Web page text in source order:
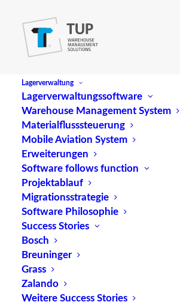
Lagerverwaltung
Lagerverwaltungssoftware
Warehouse Management System
Materialflusssteuerung
Mobile Aviation System
Erweiterungen
Software follows function
Projektablauf
Migrationsstrategie
Software Philosophie
Success Stories
Bosch
Breuninger
Grass
Zalando
Weitere Success Stories
DPM
Abk. für Direkte Produktmarkierung
Quelle: logipedia / Fraunhofer IML
TUP GmbH & Co. KG